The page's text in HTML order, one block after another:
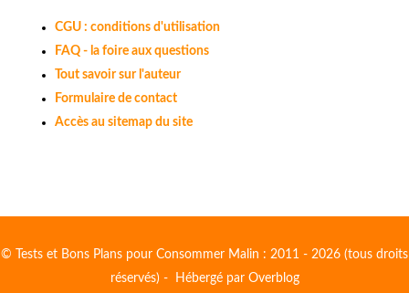
CGU : conditions d'utilisation
FAQ - la foire aux questions
Tout savoir sur l'auteur
Formulaire de contact
Accès au sitemap du site
© Tests et Bons Plans pour Consommer Malin : 2011 - 2026 (tous droits
réservés) - Hébergé par Overblog